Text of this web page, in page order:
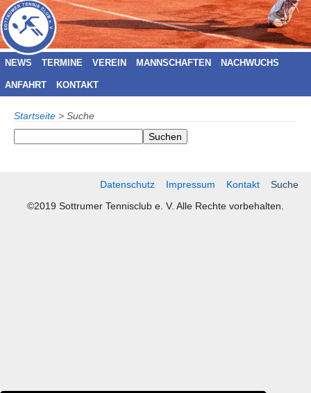
NEWS TERMINE VEREIN MANNSCHAFTEN NACHWUCHS
ANFAHRT KONTAKT
Startseite > Suche
Suche
Kontakt
Impressum
Datenschutz
©2019 Sottrumer Tennisclub e. V. Alle Rechte vorbehalten.